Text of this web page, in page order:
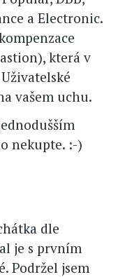
a Electronic.
která v
vašem uchu.
nekupte. :-)
dle
je s prvním
Podržel jsem